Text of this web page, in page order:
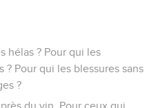
hélas ? Pour qui les
? Pour qui les blessures sans
?
du vin, Pour ceux qui